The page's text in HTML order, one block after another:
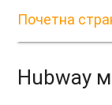
Почетна
Hubway